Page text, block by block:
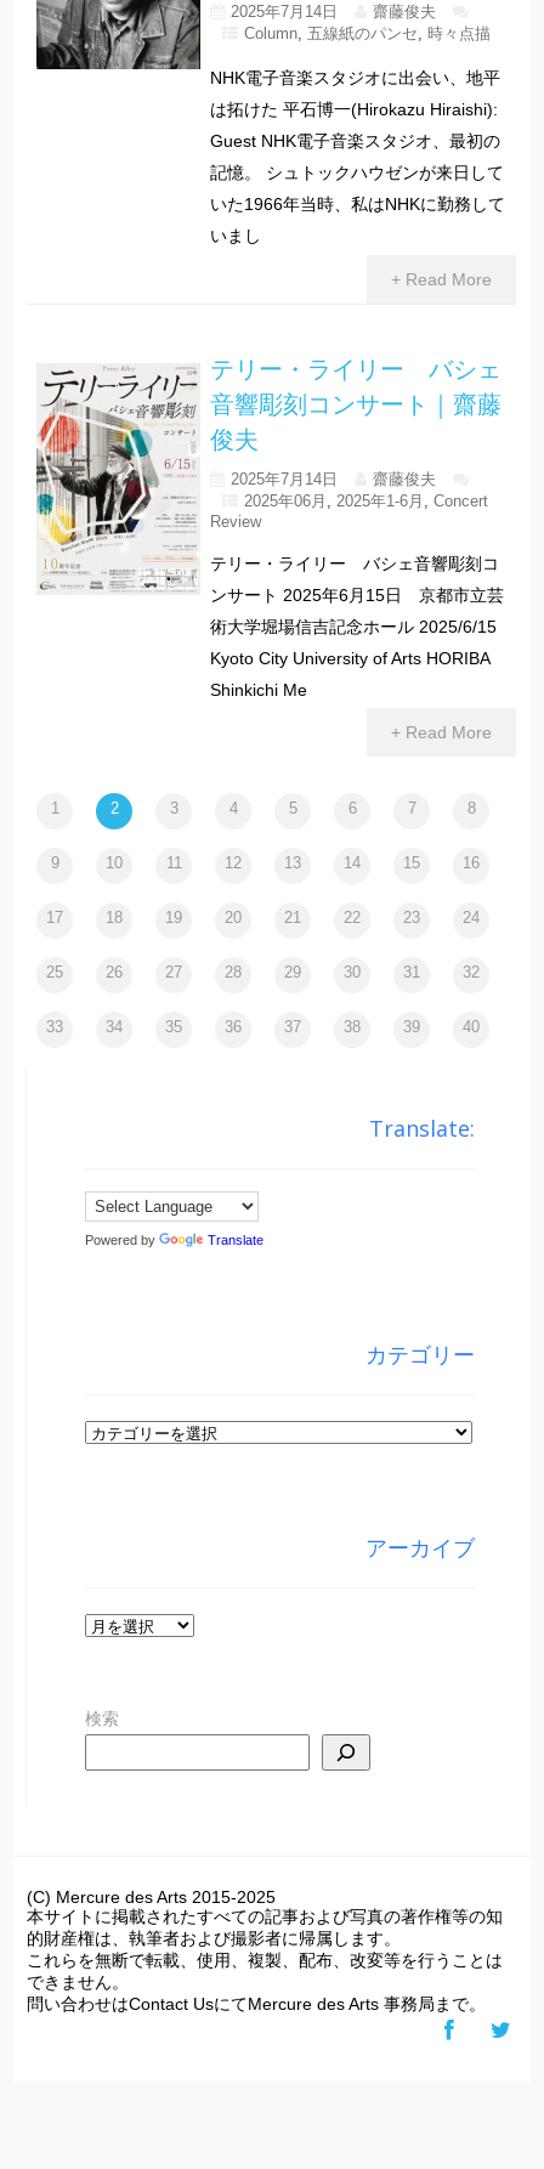
2025年7月14日
齋藤俊夫
Column, 五線紙のパンセ, 時々点描
NHK電子音楽スタジオに出会い、地平
は拓けた 平石博一(Hirokazu Hiraishi):
Guest NHK電子音楽スタジオ、最初の
記憶。 シュトックハウゼンが来日して
いた1966年当時、私はNHKに勤務して
いまし
+ Read More
テリー・ライリー バシェ
音響彫刻コンサート｜齋藤
俊夫
2025年7月14日
齋藤俊夫
2025年06月
2025年1-6月
Concert
Review
テリー・ライリー バシェ音響彫刻コ
ンサート 2025年6月15日 京都市立芸
術大学堀場信吉記念ホール 2025/6/15
Kyoto City University of Arts HORIBA
Shinkichi Me
+ Read More
1 2 3 4 5 6 7 8
9 10 11 12 13 14 15 16
17 18 19 20 21 22 23 24
25 26 27 28 29 30 31 32
33 34 35 36 37 38 39 40
Translate:
Powered by Translate
カテゴリー
カ
アーカイブ
ア
イ
検索
(C) Mercure des Arts 2015-2025
本サイトに掲載されたすべての記事および写真の著作権等の知
的財産権は、執筆者および撮影者に帰属します。
これらを無断で転載、使用、複製、配布、改変等を行うことは
できません。
問い合わせはContact UsにてMercure des Arts 事務局まで。